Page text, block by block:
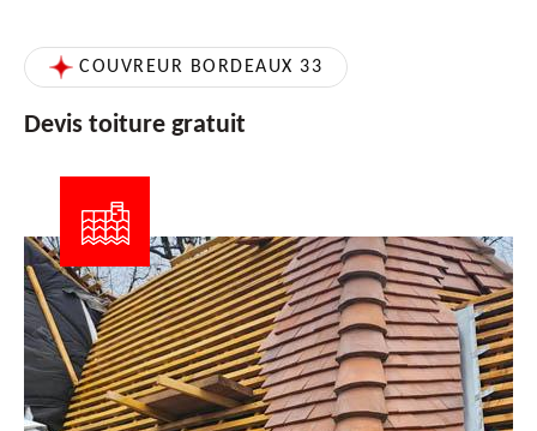
COUVREUR BORDEAUX 33
Devis toiture gratuit